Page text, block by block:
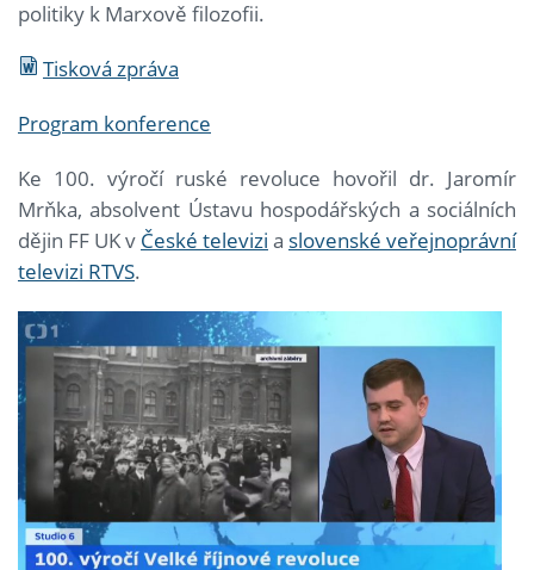
politiky k Marxově filozofii.
Tisková zpráva
Program konference
Ke 100. výročí ruské revoluce hovořil dr. Jaromír
Mrňka, absolvent Ústavu hospodářských a sociálních
dějin FF UK v České televizi a slovenské veřejnoprávní
televizi RTVS.